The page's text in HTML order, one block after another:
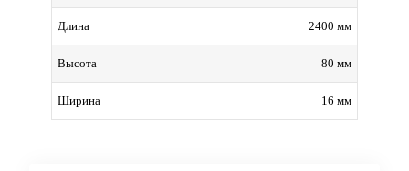
Длина 2400 мм
Высота 80 мм
Ширина 16 мм